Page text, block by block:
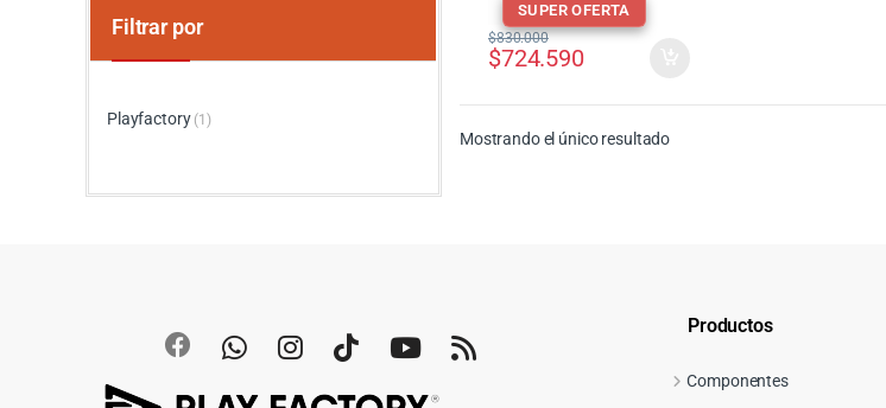
SUPER OFERTA
$724.590
$830.000
Mostrando el único resultado
Filtrar por
Playfactory (1)
Productos
Componentes